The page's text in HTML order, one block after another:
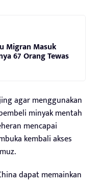
Migran Masuk
67 Orang Tewas
agar menggunakan
minyak mentah
mencapai
kembali akses
dapat memainkan